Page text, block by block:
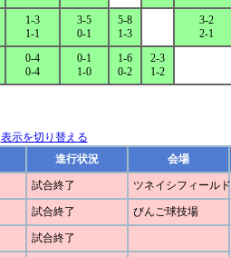
1-3
1-1
3-5
0-1
5-8
1-3
3-2
2-1
0-4
0-4
0-1
1-0
1-6
0-2
2-3
1-2
表示を切り替える
進行状況 会場
試合終了 ツネイシフィールド
試合終了 びんご球技場
試合終了